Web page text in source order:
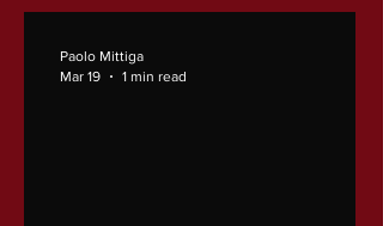
Paolo Mittiga
Mar 19
1 min read